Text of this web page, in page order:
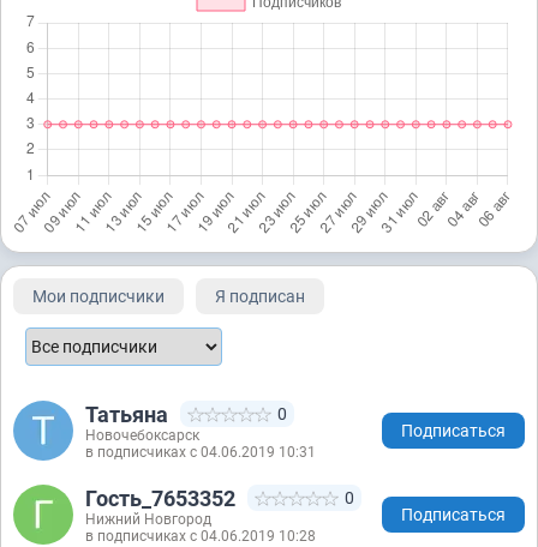
Мои подписчики Я подписан
Татьяна 0
Новочебоксарск
в подписчиках с 04.06.2019 10:31
Подписаться
Гость_7653352 0
Нижний Новгород
в подписчиках с 04.06.2019 10:28
Подписаться